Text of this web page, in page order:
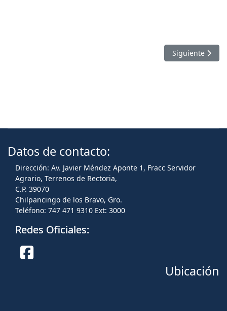
Artículo
Siguiente
Datos de contacto:
Dirección: Av. Javier Méndez Aponte 1, Fracc Servidor
Agrario, Terrenos de Rectoria,
C.P. 39070
Chilpancingo de los Bravo, Gro.
Teléfono: 747 471 9310 Ext: 3000
Redes Oficiales:
Ubicación